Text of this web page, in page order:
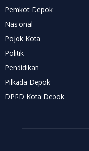
Pemkot Depok
Nasional
Pojok Kota
Politik
Pendidikan
Pilkada Depok
DPRD Kota Depok